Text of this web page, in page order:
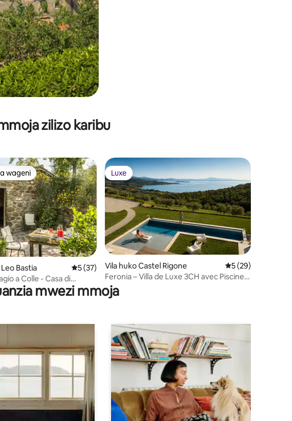
zilizo karibu
kati ya 5, tathmini 107
wageni
wageni
Bastia Ukadiriaji wa wastani wa 5 kati ya 5, tathmini 37
5 (37)
a Colle - Casa di
Luxe
Luxe
Vila huko Castel Rigone Ukadiriaji wa
5 (29)
Feronia – Villa de Luxe 3CH avec Piscine
Chauffée
mwezi mmoja